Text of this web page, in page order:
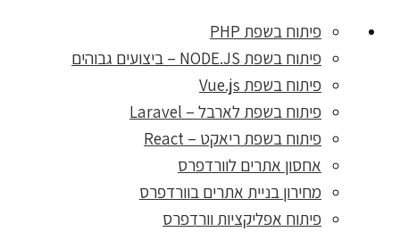
פיתוח בשפת PHP
פיתוח בשפת NODE.JS – ביצועים גבוהים
פיתוח בשפת Vue.js
פיתוח בשפת לארבל – Laravel
פיתוח בשפת ריאקט – React
אחסון אתרים לוורדפרס
מחירון בניית אתרים בוורדפרס
פיתוח אפליקציות וורדפרס